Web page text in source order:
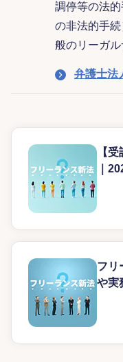
調停等の法
の非法的手
般のリーガル
弁護士法
【
｜
フリ
や実